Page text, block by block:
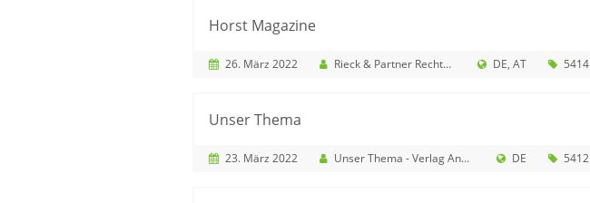
Horst Magazine
26. März 2022 Rieck & Partner Rechtsanwälte mbB DE AT 5414
Unser Thema
23. März 2022 Unser Thema - Verlag Annedore Bose-Munde DE 5412